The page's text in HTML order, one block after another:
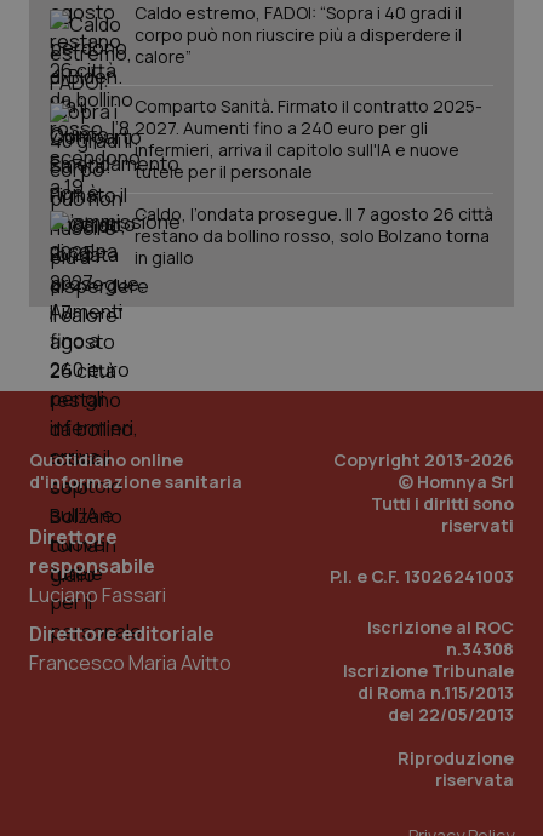
Caldo estremo, FADOI: “Sopra i 40 gradi il
corpo può non riuscire più a disperdere il
calore”
Comparto Sanità. Firmato il contratto 2025-
2027. Aumenti fino a 240 euro per gli
infermieri, arriva il capitolo sull'IA e nuove
tutele per il personale
Caldo, l’ondata prosegue. Il 7 agosto 26 città
restano da bollino rosso, solo Bolzano torna
in giallo
Quotidiano online
d'informazione sanitaria
Direttore
responsabile
Luciano Fassari
Direttore editoriale
Francesco Maria Avitto
Copyright 2013-2026
© Homnya Srl
Tutti i diritti sono
riservati
P.I. e C.F. 13026241003
Iscrizione al ROC
n.34308
Iscrizione Tribunale
di Roma n.115/2013
del 22/05/2013
Riproduzione
riservata
PHPSESSID
PHP.net